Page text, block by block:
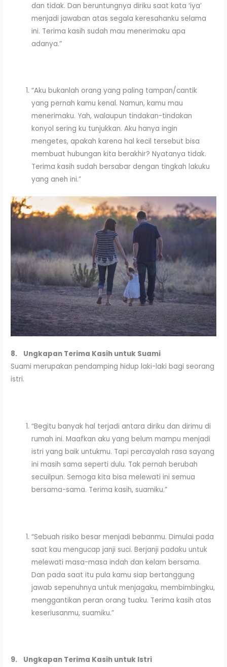
dan tidak. Dan beruntungnya diriku saat kata ‘iya’
menjadi jawaban atas segala keresahanku selama
ini. Terima kasih sudah mau menerimaku apa
adanya.”
“Aku bukanlah orang yang paling tampan/cantik
yang pernah kamu kenal. Namun, kamu mau
menerimaku. Yah, walaupun tindakan-tindakan
konyol sering ku tunjukkan. Aku hanya ingin
mengetes, apakah karena hal kecil tersebut bisa
membuat hubungan kita berakhir? Nyatanya tidak.
Terima kasih sudah bersabar dengan tingkah lakuku
yang aneh ini.”
8. Ungkapan Terima Kasih untuk Suami
Suami merupakan pendamping hidup laki-laki bagi seorang
istri.
“Begitu banyak hal terjadi antara diriku dan dirimu di
rumah ini. Maafkan aku yang belum mampu menjadi
istri yang baik untukmu. Tapi percayalah rasa sayang
ini masih sama seperti dulu. Tak pernah berubah
secuilpun. Semoga kita bisa melewati ini semua
bersama-sama. Terima kasih, suamiku.”
“Sebuah risiko besar menjadi bebanmu. Dimulai pada
saat kau mengucap janji suci. Berjanji padaku untuk
melewati masa-masa indah dan kelam bersama.
Dan pada saat itu pula kamu siap bertanggung
jawab sepenuhnya untuk menjagaku, membimbingku,
menggantikan peran orang tuaku. Terima kasih atas
keseriusanmu, suamiku.”
9. Ungkapan Terima Kasih untuk Istri